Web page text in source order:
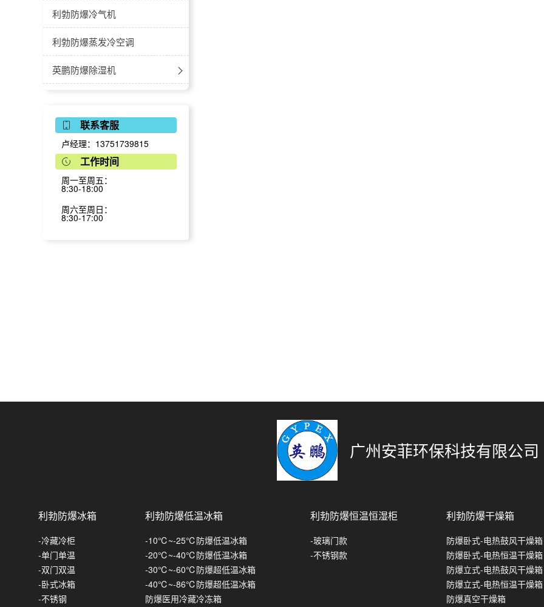
联系客服
卢经理：13751739815
工作时间
周一至周五：
8:30-18:00
周六至周日：
8:30-17:00
新风处理机
多联机嵌入机
多联机风管机
卧式明装
立式明装
立式暗装
防腐空调-壁挂式
防腐空调-立柜式
防腐空调-风管式
利勃防爆冷气机
利勃防爆蒸发冷空调
英鹏防爆除湿机
防爆吊顶式除湿机
防爆低温除湿机
防爆调温除湿机
立柜式-防爆降温除湿机
防爆湿膜加湿机
防爆超声波加湿机
英鹏防爆风幕机
防爆风幕机-自然风
防爆风幕机-小风量
防爆风幕机-大风量
不锈钢款
英鹏防爆真空包装机
-台室真空包装机
-单室真空包装机
英鹏防爆封口机
防爆脚踏式封口机
英鹏防爆捆扎机/打包机
英鹏防爆缠绕机
带冲击
常规A款-电动扳手
常规B款-电动扳手
加强A款-电动扳手
加强B款-电动扳手
防爆电锤
防爆角磨机
30L-防爆吸尘器
50L-防爆吸尘器
80L-防爆吸尘器
100L-防爆吸尘器
英鹏防爆扫地机
英鹏防爆吹地机
英鹏防爆雾炮机
手推式
利勃防爆洗衣机
广州安菲环保科技有限公司
利勃防爆冰箱
-冷藏冷柜
-单门单温
-双门双温
-卧式冰箱
-不锈钢
利勃防爆低温冰箱
-10℃~-25℃防爆低温冰箱
-20℃~-40℃防爆低温冰箱
-30℃~-60℃防爆超低温冰箱
-40℃~-86℃防爆超低温冰箱
防爆医用冷藏冷冻箱
利勃防爆恒温恒湿柜
-玻璃门款
-不锈钢款
利勃防爆干燥箱
防爆卧式-电热鼓风干燥箱
防爆卧式-电热恒温干燥箱
防爆立式-电热鼓风干燥箱
防爆立式-电热恒温干燥箱
防爆真空干燥箱